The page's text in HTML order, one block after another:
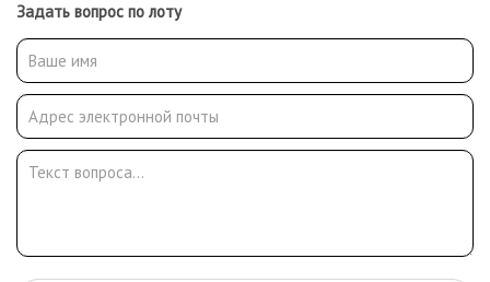
Задать вопрос по лоту